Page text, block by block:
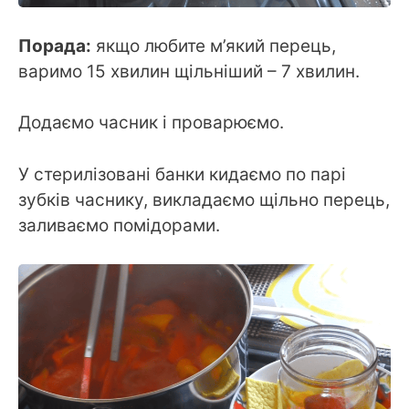
Порада: якщо любите м’який перець,
варимо 15 хвилин щільніший – 7 хвилин.
Додаємо часник і проварюємо.
У стерилізовані банки кидаємо по парі
зубків часнику, викладаємо щільно перець,
заливаємо помідорами.